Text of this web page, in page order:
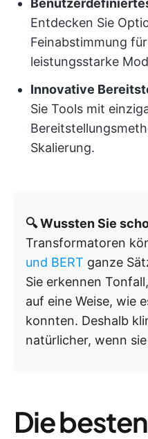
Entdecken Sie
Feinabstimmung
leistungsstarke
Innovative
Sie Tools mit
Skalierung.
🔍 Wussten Sie
Transformatoren
und BERT ganze
Sie erkennen
auf eine Weise, wie
konnten. Deshalb
natürlicher, wenn
Die besten